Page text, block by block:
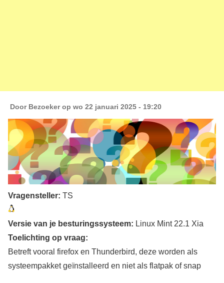
Door Bezoekerop wo 22 januari 2025 - 19:20
Vragensteller: TS
Versie van je besturingssysteem: Linux Mint 22.1 Xia
Toelichting op vraag:
Betreft vooral firefox en Thunderbird, deze worden als
systeempakket geïnstalleerd en niet als flatpak of snap